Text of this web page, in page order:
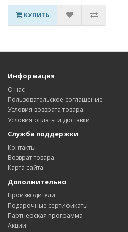
КУПИТЬ
Информация
О нас
Пользовательское соглашение
Условия возврата товара
Условия оплаты и доставки
Служба поддержки
Контакты
Возврат товара
Карта сайта
Дополнительно
Производители
Подарочные сертификаты
Партнерская программа
Акции